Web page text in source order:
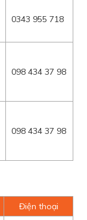
0343 955 718
098 434 37 98
098 434 37 98
Điện thoại